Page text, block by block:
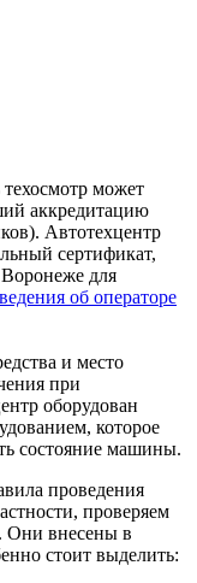
может
аккредитацию
Автотехцентр
сертификат,
для
об операторе
и место
при
оборудован
которое
состояние машины.
проведения
проверяем
Они внесены в
стоит выделить: